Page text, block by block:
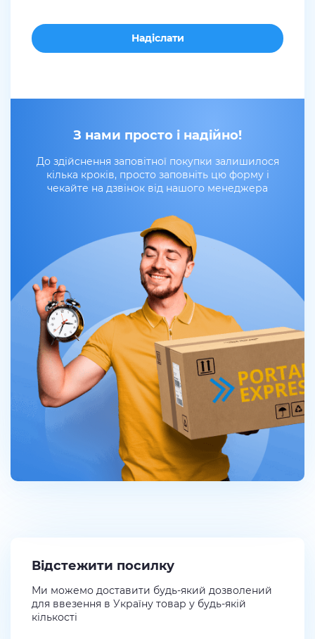
З нами просто і надійно!
До здійснення заповітної покупки залишилося
кілька кроків, просто заповніть цю форму і
чекайте на дзвінок від нашого менеджера
Відстежити посилку
Ми можемо доставити будь-який дозволений
для ввезення в Україну товар у будь-якій
кількості